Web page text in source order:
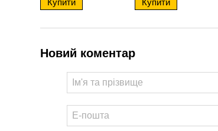
Купити Купити
Новий коментар